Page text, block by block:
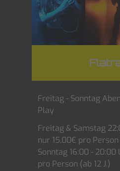
Freitag - Sonntag
Play
Freitag & Samstag
nur 15,00€ pro Person
Sonntag 16:00 -
pro Person (ab 12 J.)